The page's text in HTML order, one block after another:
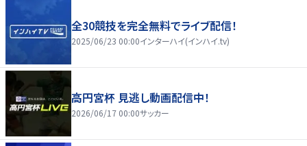
全30競技を完全無料でライブ配信！
2025/06/23 00:00インターハイ(インハイ.tv)
高円宮杯 見逃し動画配信中！
2026/06/17 00:00サッカー